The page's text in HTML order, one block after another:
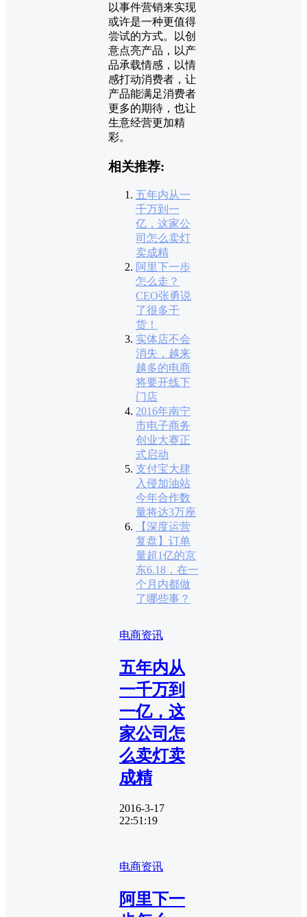
以事件营销来实现
或许是一种更值得
尝试的方式。以创
意点亮产品，以产
品承载情感，以情
感打动消费者，让
产品能满足消费者
更多的期待，也让
生意经营更加精
彩。
相关推荐:
五年内从一
千万到一
亿，这家公
司怎么卖灯
卖成精
阿里下一步
怎么走？
CEO张勇说
了很多干
货！
实体店不会
消失，越来
越多的电商
将要开线下
门店
2016年南宁
市电子商务
创业大赛正
式启动
支付宝大肆
入侵加油站
今年合作数
量将达3万座
【深度运营
复盘】订单
量超1亿的京
东6.18，在一
个月内都做
了哪些事？
电商资讯
五年内从
一千万到
一亿，这
家公司怎
么卖灯卖
成精
2016-3-17
22:51:19
电商资讯
阿里下一